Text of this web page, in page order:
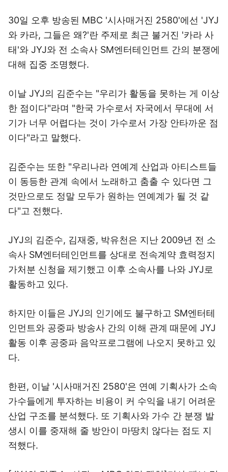
30일 오후 방송된 MBC '시사매거진 2580'에선 'JYJ
와 카라, 그들은 왜?'란 주제로 최근 불거진 '카라 사
태'와 JYJ와 전 소속사 SM엔터테인먼트 간의 분쟁에
대해 집중 조명했다.
이날 JYJ의 김준수는 "우리가 활동을 못하는 게 이상
한 점이다"라며 "한국 가수로서 자국에서 무대에 서
기가 너무 어렵다는 것이 가수로서 가장 안타까운 점
이다"라고 말했다.
김준수는 또한 "우리나라 연예계 산업과 아티스트들
이 동등한 관계 속에서 노래하고 춤출 수 있다면 그
것만으로도 정말 모두가 원하는 연예계가 될 것 같
다"고 전했다.
JYJ의 김준수, 김재중, 박유천은 지난 2009년 전 소
속사 SM엔터테인먼트를 상대로 전속계약 효력정지
가처분 신청을 제기했고 이후 소속사를 나와 JYJ로
활동하고 있다.
하지만 이들은 JYJ의 인기에도 불구하고 SM엔터테
인먼트와 공중파 방송사 간의 이해 관계 때문에 JYJ
활동 이후 공중파 음악프로그램에 나오지 못하고 있
다.
한편, 이날 '시사매거진 2580'은 연예 기획사가 소속
가수들에게 투자하는 비용이 커 수익을 내기 어려운
산업 구조를 분석했다. 또 기획사와 가수 간 분쟁 발
생시 이를 중재해 줄 방안이 마땅치 않다는 점도 지
적했다.